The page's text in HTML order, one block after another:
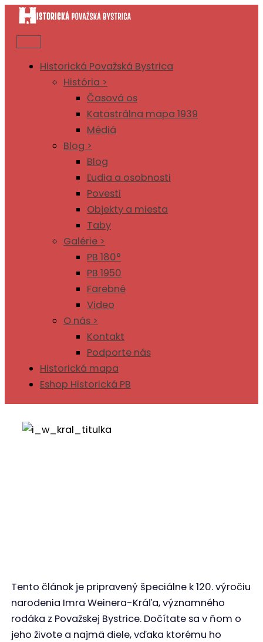
Preskočiť
Historická Považská Bystrica
História >
Časová os
Katastrálna mapa 1939
Médiá
Blog >
Blog
Ľudia a osobnosti
Povesti
Objekty a miesta
Taby
Galérie >
PB 180°
PB 1950
Farebné
Video
O nás >
Kontakt
Podporte nás
Historická mapa
Eshop Historická PB
Tento článok je pripravený špeciálne k 120. výročiu
narodenia Imra Weinera-Kráľa, významného
rodáka z Považskej Bystrice. Dočítate sa v ňom o
jeho živote a najmä diele, vďaka ktorému ho